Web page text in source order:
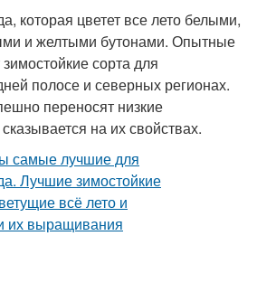
которая цветет все лето белыми,
и желтыми бутонами. Опытные
сорта для
полосе и северных регионах.
переносят низкие
на их свойствах.